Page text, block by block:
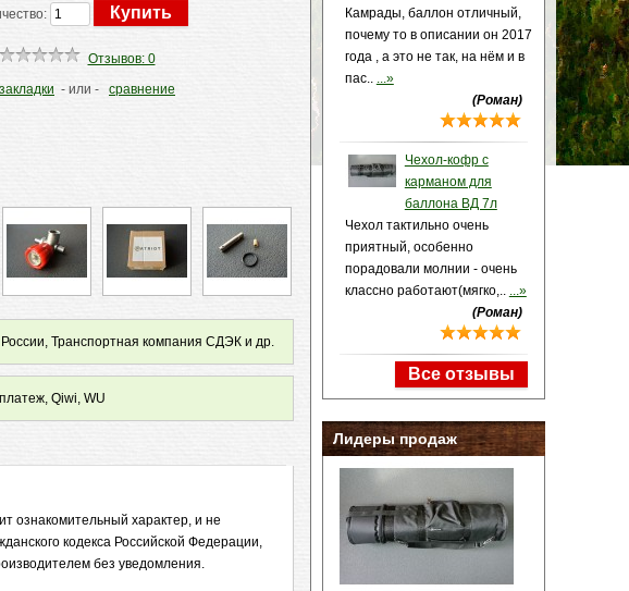
Камрады, баллон отличный,
почему то в описании он 2017
года , а это не так, на нём и в
пас.. ...»
(Роман)
Чехол-кофр с
карманом для
баллона ВД 7л
Чехол тактильно очень
приятный, особенно
порадовали молнии - очень
классно работают(мягко,.. ...»
(Роман)
Все отзывы
Лидеры продаж
Отзывов: 0
- или - сравнение
Транспортная компания СДЭК и др.
Qiwi, WU
ознакомительный характер, и не
кодекса Российской Федерации,
без уведомления.